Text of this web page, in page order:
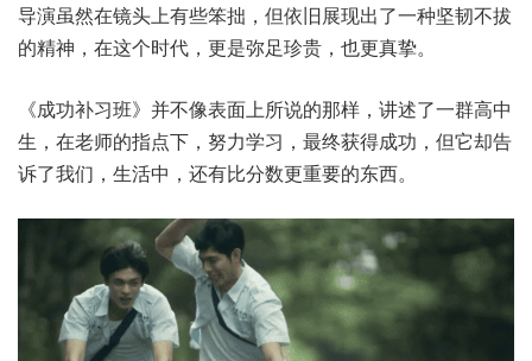
导演虽然在镜头上有些笨拙，但依旧展现出了一种坚韧不拔
的精神，在这个时代，更是弥足珍贵，也更真挚。
《成功补习班》并不像表面上所说的那样，讲述了一群高中
生，在老师的指点下，努力学习，最终获得成功，但它却告
诉了我们，生活中，还有比分数更重要的东西。